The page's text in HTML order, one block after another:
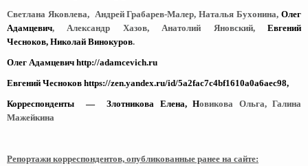
Светлана Яковлева, Андрей Грабарев-Малер, Наталья Бухонина, Олег
Адамцевич, Александр Хазов, Анатолий Яновский, Евгений
Чесноков, Николай Винокуров.
Олег Адамцевич http://adamcevich.ru
Евгений Чесноков https://zen.yandex.ru/id/5a2fac7c4bf1610a0a6aec98,
Корреспонденты — Злотникова Елена, Новикова Ольга, Галина
Мажейкина
Репортажи корреспондентов, опубликованные ранее на сайте: